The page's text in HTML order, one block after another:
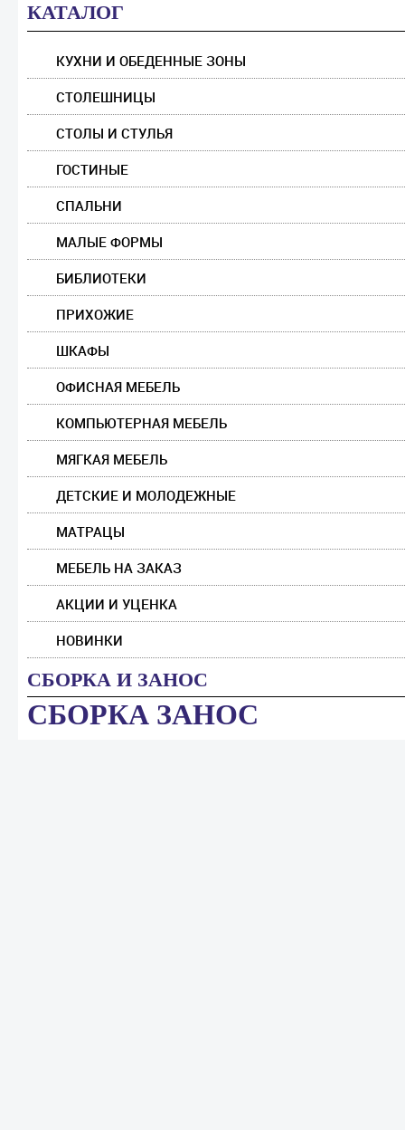
КАТАЛОГ
КУХНИ И ОБЕДЕННЫЕ ЗОНЫ
СТОЛЕШНИЦЫ
СТОЛЫ И СТУЛЬЯ
ГОСТИНЫЕ
СПАЛЬНИ
МАЛЫЕ ФОРМЫ
БИБЛИОТЕКИ
ПРИХОЖИЕ
ШКАФЫ
ОФИСНАЯ МЕБЕЛЬ
КОМПЬЮТЕРНАЯ МЕБЕЛЬ
МЯГКАЯ МЕБЕЛЬ
ДЕТСКИЕ И МОЛОДЕЖНЫЕ
МАТРАЦЫ
МЕБЕЛЬ НА ЗАКАЗ
АКЦИИ И УЦЕНКА
НОВИНКИ
СБОРКА И ЗАНОС
СБОРКА ЗАНОС